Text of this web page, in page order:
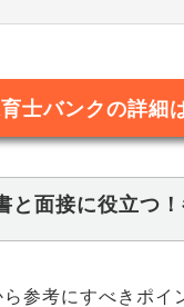
士バンクの詳細
と面接に役立つ
参考にすべきポイ